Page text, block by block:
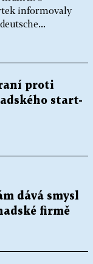
informovaly
proti
start-
dává smysl
firmě